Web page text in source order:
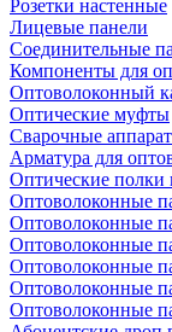
Розетки настенные
Лицевые панели
Соединительные
Компоненты для
Оптоволоконный
Оптические муфты
Сварочные
Арматура для
Оптические полки
Оптоволоконные
Оптоволоконные
Оптоволоконные
Оптоволоконные
Оптоволоконные
Оптоволоконные